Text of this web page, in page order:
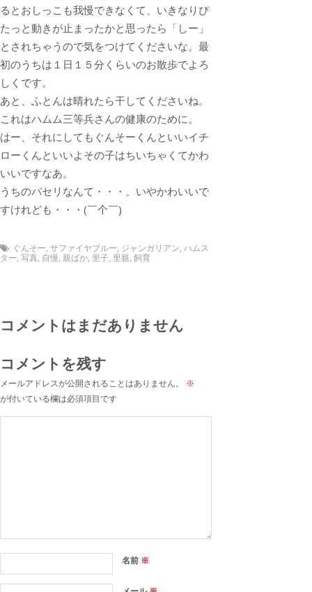
るとおしっこも我慢できなくて、いきなりぴ
たっと動きが止まったかと思ったら「しー」
とされちゃうので気をつけてくださいな。最
初のうちは１日１５分くらいのお散歩でよろ
しくです。
あと、ふとんは晴れたら干してくださいね。
これはハムム三等兵さんの健康のために。
はー、それにしてもぐんそーくんといいイチ
ローくんといいよその子はちいちゃくてかわ
いいですなあ。
うちのパセリなんて・・・。いやかわいいで
すけれども・・・(￣个￣)
ぐんそー, サファイヤブルー, ジャンガリアン, ハムス
ター, 写真, 自慢, 親ばか, 里子, 里親, 飼育
コメントはまだありません
コメントを残す
メールアドレスが公開されることはありません。
※
が付いている欄は必須項目です
名前 ※